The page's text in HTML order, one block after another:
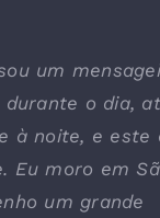
um
durante o dia,
à noite, e este
Eu moro em
um grande